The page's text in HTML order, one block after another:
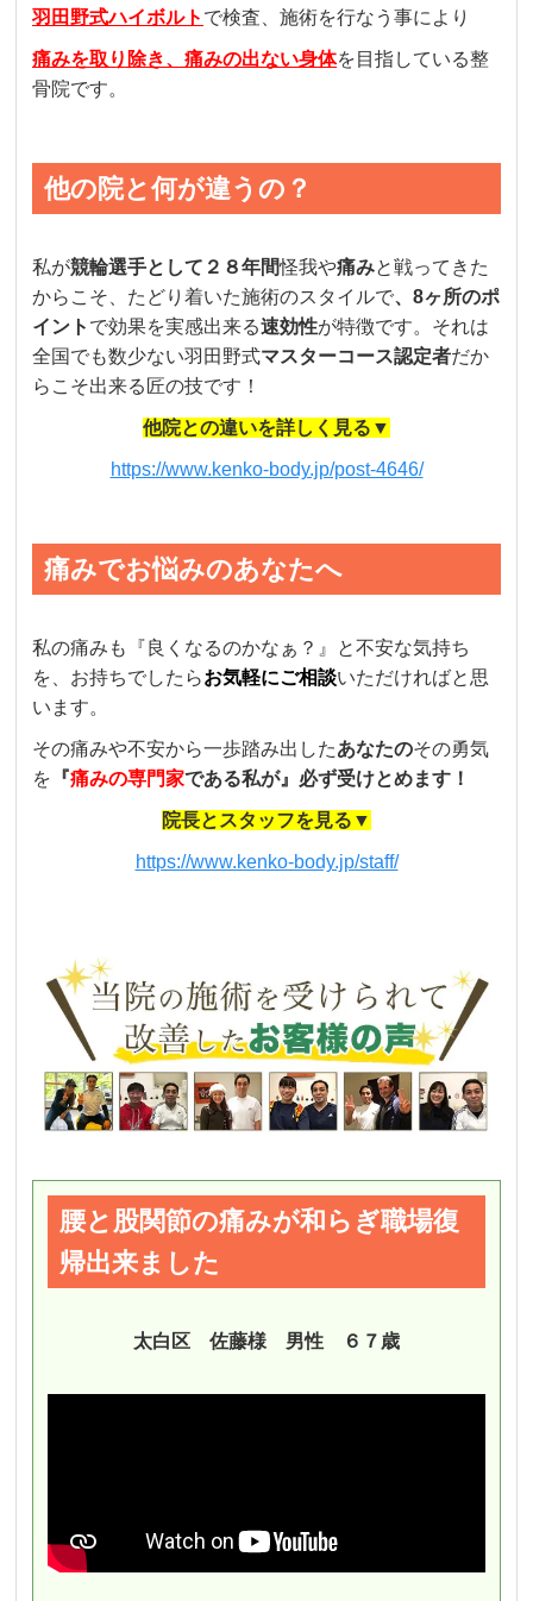
羽田野式ハイボルト で検査、施術を行なう事により
痛みを取り除き、痛みの出ない身体を目指している整
骨院です。
他の院と何が違うの？
私が競輪選手として２８年間怪我や痛みと戦ってきた
からこそ、たどり着いた施術のスタイルで、8ヶ所のポ
イント で効果を実感出来る速効性が特徴です。それは
全国でも数少ない羽田野式マスターコース認定者だか
らこそ出来る匠の技です！
他院との違いを詳しく見る▼
https://www.kenko-body.jp/post-4646/
痛みでお悩みのあなたへ
私の痛みも『良くなるのかなぁ？』と不安な気持ち
を、お持ちでしたらお気軽にご相談いただければと思
います。
その痛みや不安から一歩踏み出したあなたのその勇気
を 『痛みの専門家である私が』必ず受けとめます！
院長とスタッフを見る▼
https://www.kenko-body.jp/staff/
腰と股関節の痛みが和らぎ職場復
帰出来ました
太白区 佐藤様 男性 ６７歳